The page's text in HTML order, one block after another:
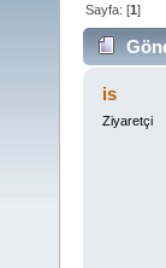
Sayfa: [1]
is
Ziyaretçi